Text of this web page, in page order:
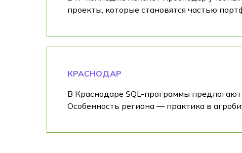
проекты, которые становятся частью
КРАСНОДАР
В Краснодаре SQL-программы
Особенность региона — практика в